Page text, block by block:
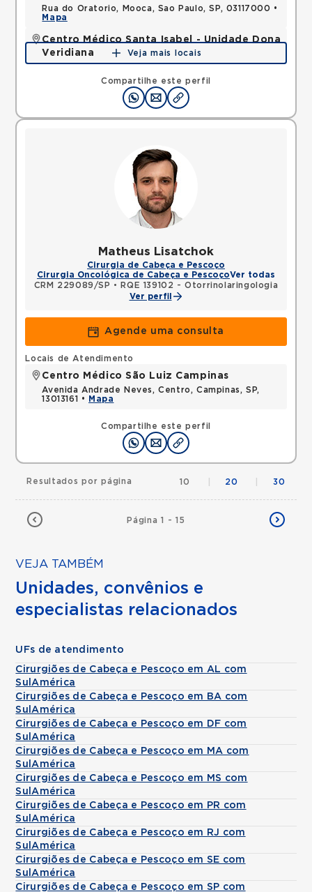
Compartilhe este perfil
Rua do Oratorio, Mooca, Sao Paulo, SP, 03117000 •
Mapa
Centro Médico Santa Isabel - Unidade Dona
Veridiana
Rua Dona Veridiana, Vila Buarque, Sao Paulo, SP,
Mapa
Veja mais locais
Matheus Lisatchok
Cirurgia de Cabeça e Pescoço
Cirurgia Oncológica de Cabeça e PescoçoVer todas
CRM 229089/SP •
RQE 139102 - Otorrinolaringologia
Ver perfil
Agende uma consulta
Compartilhe este perfil
Locais de Atendimento
Centro Médico São Luiz Campinas
Avenida Andrade Neves, Centro, Campinas, SP,
13013161 •
Mapa
Página 1 - 15
Resultados por página 10 20 30
VEJA TAMBÉM
Unidades, convênios e
especialistas relacionados
UFs de atendimento
Cirurgiões de Cabeça e Pescoço em AL com
SulAmérica
Cirurgiões de Cabeça e Pescoço em BA com
SulAmérica
Cirurgiões de Cabeça e Pescoço em DF com
SulAmérica
Cirurgiões de Cabeça e Pescoço em MA com
SulAmérica
Cirurgiões de Cabeça e Pescoço em MS com
SulAmérica
Cirurgiões de Cabeça e Pescoço em PR com
SulAmérica
Cirurgiões de Cabeça e Pescoço em RJ com
SulAmérica
Cirurgiões de Cabeça e Pescoço em SE com
SulAmérica
Cirurgiões de Cabeça e Pescoço em SP com